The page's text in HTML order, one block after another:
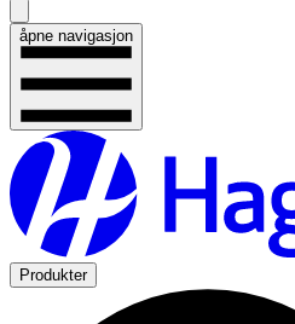
åpne navigasjon
Produkter